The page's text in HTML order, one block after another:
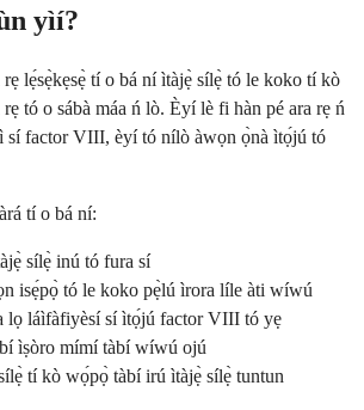
yìí?
lẹ́sẹ̀kẹsẹ̀ tí o bá ní ìtàjẹ̀ sílẹ̀ tó le koko tí kò
tó o sábà máa ń lò. Èyí lè fi hàn pé ara rẹ ń
sí factor VIII, èyí tó nílò àwọn ọ̀nà ìtọ́jú tó
tí o bá ní:
sílẹ̀ inú tó fura sí
isẹ́pọ̀ tó le koko pẹ̀lú ìrora líle àti wíwú
lọ láìfàfiyèsí sí ìtọ́jú factor VIII tó yẹ
ìṣòro mímí tàbí wíwú ojú
tí kò wọ́pọ̀ tàbí irú ìtàjẹ̀ sílẹ̀ tuntun